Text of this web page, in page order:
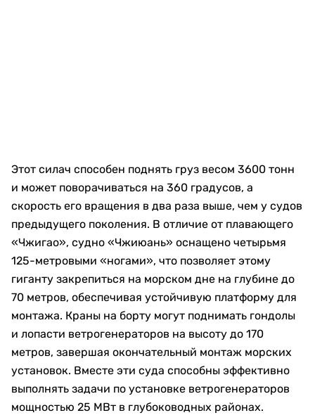
Этот силач способен поднять груз весом 3600 тонн
и может поворачиваться на 360 градусов, а
скорость его вращения в два раза выше, чем у судов
предыдущего поколения. В отличие от плавающего
«Чжигао», судно «Чжиюань» оснащено четырьмя
125-метровыми «ногами», что позволяет этому
гиганту закрепиться на морском дне на глубине до
70 метров, обеспечивая устойчивую платформу для
монтажа. Краны на борту могут поднимать гондолы
и лопасти ветрогенераторов на высоту до 170
метров, завершая окончательный монтаж морских
установок. Вместе эти суда способны эффективно
выполнять задачи по установке ветрогенераторов
мощностью 25 МВт в глубоководных районах.